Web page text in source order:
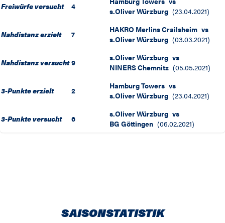
Freiwürfe versucht 4
s.Oliver Würzburg (23.04.2021)
Nahdistanz erzielt 7 HAKRO Merlins Crailsheim vs
s.Oliver Würzburg (03.03.2021)
Nahdistanz versucht 9 s.Oliver Würzburg vs
NINERS Chemnitz (05.05.2021)
3-Punkte erzielt 2 Hamburg Towers vs
s.Oliver Würzburg (23.04.2021)
3-Punkte versucht 6 s.Oliver Würzburg vs
BG Göttingen (06.02.2021)
SAISONSTATISTIK